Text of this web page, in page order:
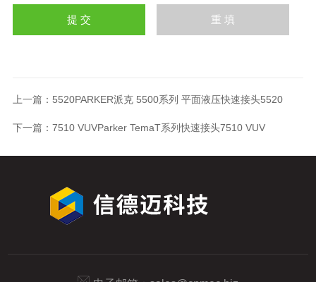
上一篇： 5520PARKER派克 5500系列 平面液压快速接头5520
下一篇： 7510 VUVParker TemaT系列快速接头7510 VUV